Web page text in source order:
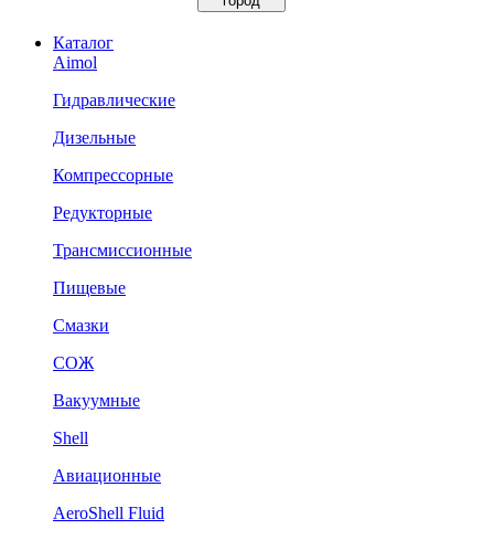
Каталог
Aimol
Гидравлические
Дизельные
Компрессорные
Редукторные
Трансмиссионные
Пищевые
Смазки
СОЖ
Вакуумные
Shell
Авиационные
AeroShell Fluid